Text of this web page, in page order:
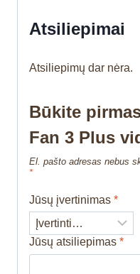
Atsiliepimai
Atsiliepimų dar nėra.
Būkite
Fan 3 Plus
El. pašto adresas nebus
*
Jūsų įvertinimas *
Jūsų atsiliepimas *